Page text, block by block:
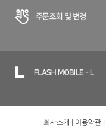
회사소개 이용약관